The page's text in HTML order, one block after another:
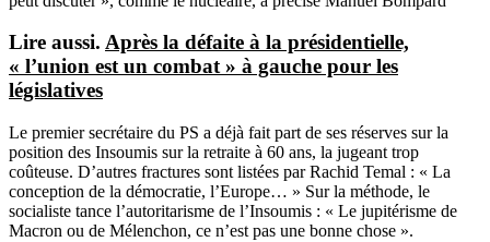
Lire aussi. Après la défaite à la présidentielle,
« l’union est un combat » à gauche pour les
législatives
Le premier secrétaire du PS a déjà fait part de ses réserves sur la
position des Insoumis sur la retraite à 60 ans, la jugeant trop
coûteuse. D’autres fractures sont listées par Rachid Temal : « La
conception de la démocratie, l’Europe… » Sur la méthode, le
socialiste tance l’autoritarisme de l’Insoumis : « Le jupitérisme de
Macron ou de Mélenchon, ce n’est pas une bonne chose ».